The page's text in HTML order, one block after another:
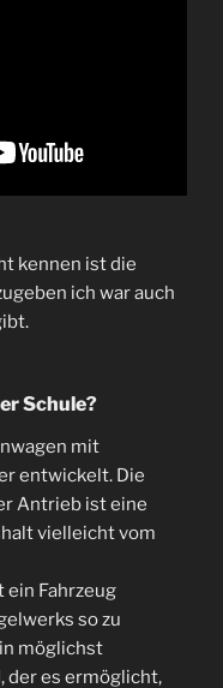
kennen ist die
ich war auch
Schule?
mit
entwickelt. Die
Antrieb ist eine
vielleicht vom
Fahrzeug
so zu
möglichst
der es ermöglicht,